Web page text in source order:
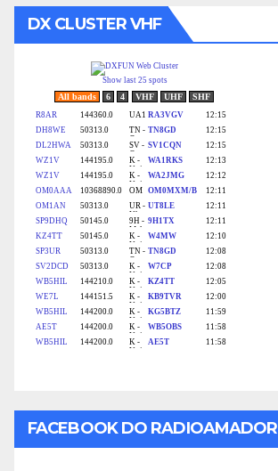
DX CLUSTER VHF
FACEBOOK DO RADIOAMADOR